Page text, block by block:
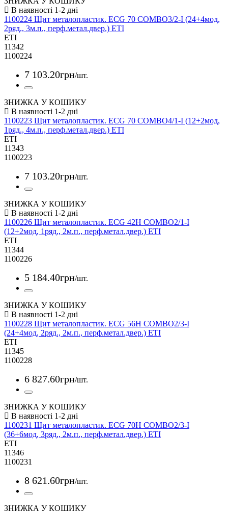
1100224 Щит металопластик. ECG 70 COMBO3/2-I (24+4мод,
2ряд., 3м.п., перф.метал.двер.) ETI
ETI
11342
1100224
7 103.20грн/шт.
ЗНИЖКА У КОШИКУ
1100223 Щит металопластик. ECG 70 COMBO4/1-I (12+2мод,
1ряд., 4м.п., перф.метал.двер.) ETI
ETI
11343
1100223
7 103.20грн/шт.
ЗНИЖКА У КОШИКУ
1100226 Щит металопластик. ECG 42Н COMBO2/1-I
(12+2мод, 1ряд., 2м.п., перф.метал.двер.) ETI
ETI
11344
1100226
5 184.40грн/шт.
ЗНИЖКА У КОШИКУ
1100228 Щит металопластик. ECG 56Н COMBO2/3-I
(24+4мод, 2ряд., 2м.п., перф.метал.двер.) ETI
ETI
11345
1100228
6 827.60грн/шт.
ЗНИЖКА У КОШИКУ
1100231 Щит металопластик. ECG 70Н COMBO2/3-I
(36+6мод, 3ряд., 2м.п., перф.метал.двер.) ETI
ETI
11346
1100231
8 621.60грн/шт.
ЗНИЖКА У КОШИКУ